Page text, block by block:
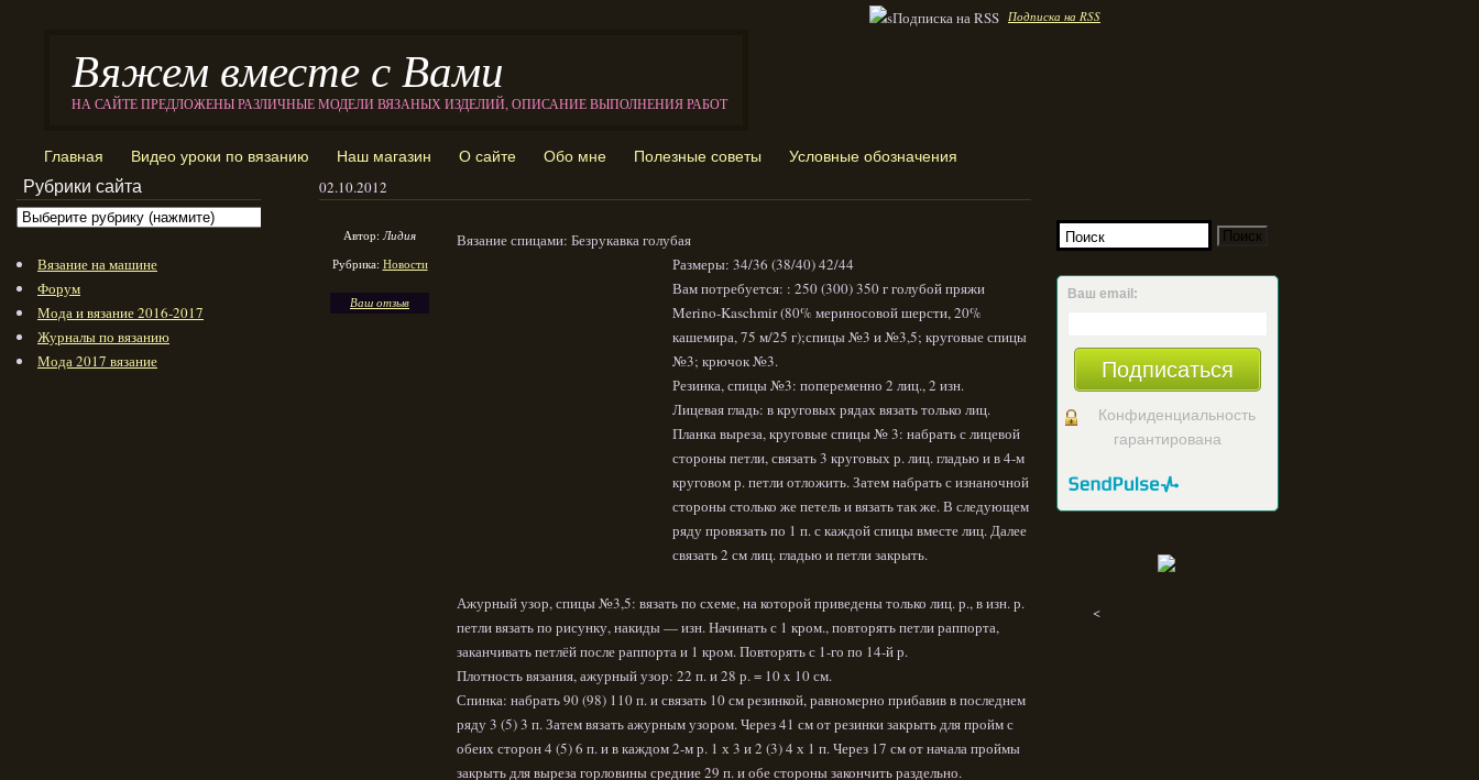
Подписка на RSS
Вяжем вместе с Вами
НА САЙТЕ ПРЕДЛОЖЕНЫ РАЗЛИЧНЫЕ МОДЕЛИ ВЯЗАНЫХ ИЗДЕЛИЙ, ОПИСАНИЕ ВЫПОЛНЕНИЯ РАБОТ
Главная Видео уроки по вязанию Наш магазин О сайте Обо мне Полезные советы Условные обозначения
02.10.2012
Автор:Лидия
Рубрика: Новости
Ваш отзыв
Вязание спицами: Безрукавка голубая
Размеры: 34/36 (38/40) 42/44
Вам потребуется: : 250 (300) 350 г голубой пряжи
Merino-Kaschmir (80% мериносовой шерсти, 20%
кашемира, 75 м/25 г);спицы №3 и №3,5; круговые спицы
№3; крючок №3.
Резинка, спицы №3: попеременно 2 лиц., 2 изн.
Лицевая гладь: в круговых рядах вязать только лиц.
Планка выреза, круговые спицы № 3: набрать с лицевой
стороны петли, связать 3 круговых р. лиц. гладью и в 4-м
круговом р. петли отложить. Затем набрать с изнаночной
стороны столько же петель и вязать так же. В следующем
ряду провязать по 1 п. с каждой спицы вместе лиц. Далее
связать 2 см лиц. гладью и петли закрыть.
Ажурный узор, спицы №3,5: вязать по схеме, на которой приведены только лиц. р., в изн. р.
петли вязать по рисунку, накиды — изн. Начинать с 1 кром., повторять петли раппорта,
заканчивать петлёй после раппорта и 1 кром. Повторять с 1-го по 14-й р.
Плотность вязания, ажурный узор: 22 п. и 28 р. = 10 x 10 см.
Спинка: набрать 90 (98) 110 п. и связать 10 см резинкой, равномерно прибавив в последнем
ряду 3 (5) 3 п. Затем вязать ажурным узором. Через 41 см от резинки закрыть для пройм с
обеих сторон 4 (5) 6 п. и в каждом 2-м р. 1 х 3 и 2 (3) 4 х 1 п. Через 17 см от начала проймы
закрыть для выреза горловины средние 29 п. и обе стороны закончить раздельно.
Ваш email:
Подписаться
Конфиденциальность
гарантирована
<
Рубрики сайта
Вязание на машине
Форум
Мода и вязание 2016-2017
Журналы по вязанию
Мода 2017 вязание